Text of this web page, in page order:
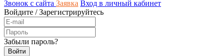
Звонок с сайта Заявка Вход в личный кабинет
Войдите /Зарегистрируйтесь
Забыли пароль?